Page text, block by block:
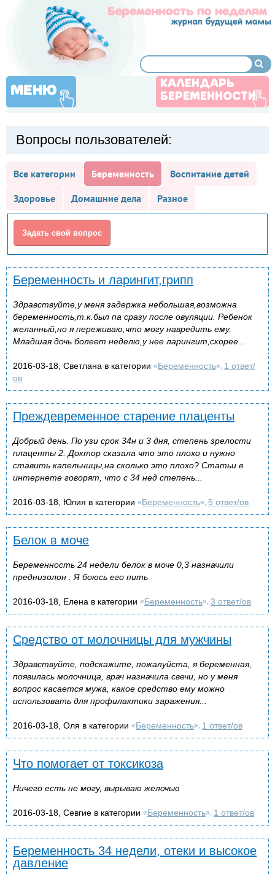
МЕНЮ
КАЛЕНДАРЬ
БЕРЕМЕННОСТИ
Вопросы пользователей:
Все категории Беременность
Воспитание детей
Здоровье
Домашние дела Разное
Задать свой вопрос
Беременность и ларингит,грипп
Здравствуйте,у меня задержка небольшая,возможна
беременность,т.к.был па сразу после овуляции. Ребенок
желанный,но я переживаю,что могу навредить ему.
Младшая дочь болеет неделю,у нее ларингит,скорее...
2016-03-18, Светлана в категории «Беременность», 1 ответ/
ов
Преждевременное старение плаценты
Добрый день. По узи срок 34н и 3 дня, степень зрелости
плаценты 2. Доктор сказала что это плохо и нужно
ставить капельницы,на сколько это плохо? Статьи в
интернете говорят, что с 34 нед степень...
2016-03-18, Юлия в категории «Беременность», 5 ответ/ов
Белок в моче
Беременность 24 недели белок в моче 0,3 назначили
преднизолон . Я боюсь его пить
2016-03-18, Елена в категории «Беременность», 3 ответ/ов
Средство от молочницы для мужчины
Здравствуйте, подскажите, пожалуйста, я беременная,
появилась молочница, врач назначила свечи, но у меня
вопрос касается мужа, какое средство ему можно
использовать для профилактики заражения...
2016-03-18, Оля в категории «Беременность», 1 ответ/ов
Что помогает от токсикоза
Ничего есть не могу, вырываю желочью
2016-03-18, Севгие в категории «Беременность», 1 ответ/ов
Беременность 34 недели, отеки и высокое
давление